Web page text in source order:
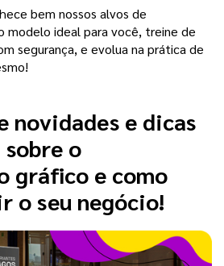
bem nossos alvos de
modelo ideal para você, treine de
novidades e dicas
sobre o
gráfico e como
o seu negócio!